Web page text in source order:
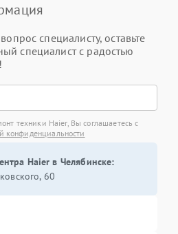
специалисту, оставьте
специалист с радостью
техники Haier, Вы соглашаетесь с
конфиденциальности
Haier в Челябинске:
60